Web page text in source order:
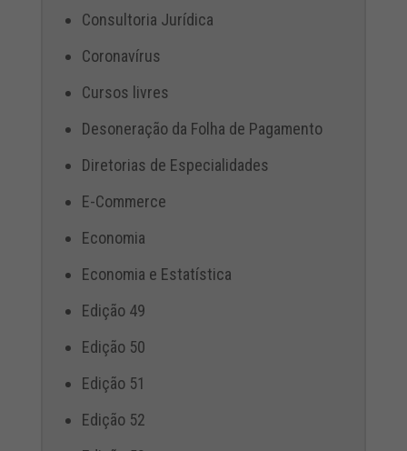
Consultoria Jurídica
Coronavírus
Cursos livres
Desoneração da Folha de Pagamento
Diretorias de Especialidades
E-Commerce
Economia
Economia e Estatística
Edição 49
Edição 50
Edição 51
Edição 52